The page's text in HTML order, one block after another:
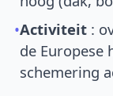
•Activiteit :
de Europese
schemering